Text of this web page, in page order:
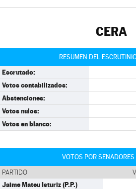
CERA
RESUMEN DEL
Escrutado:
Votos contabilizados:
Abstenciones:
Votos nulos:
Votos en blanco:
VOTOS POR SENADORES
PARTIDO
Jaime Mateu Isturiz (P.P.)